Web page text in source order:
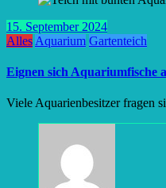
15. September 2024
Alles Aquarium Gartenteich
Eignen sich Aquariumfische
Viele Aquarienbesitzer fragen